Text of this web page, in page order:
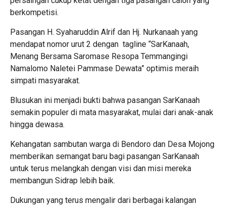
berkompetisi.
Pasangan H. Syaharuddin Alrif dan Hj. Nurkanaah yang
mendapat nomor urut 2 dengan tagline “SarKanaah,
Menang Bersama Saromase Resopa Temmangingi
Namalomo Naletei Pammase Dewata” optimis meraih
simpati masyarakat.
Blusukan ini menjadi bukti bahwa pasangan SarKanaah
semakin populer di mata masyarakat, mulai dari anak-anak
hingga dewasa.
Kehangatan sambutan warga di Bendoro dan Desa Mojong
memberikan semangat baru bagi pasangan SarKanaah
untuk terus melangkah dengan visi dan misi mereka
membangun Sidrap lebih baik.
Dukungan yang terus mengalir dari berbagai kalangan